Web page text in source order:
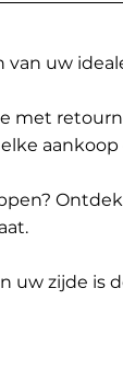
uw
met
uw zijde is